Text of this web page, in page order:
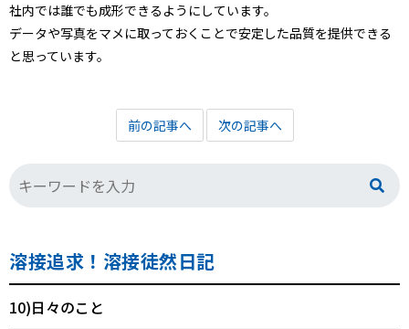
社内では誰でも成形できるようにしています。
データや写真をマメに取っておくことで安定した品質を提供できる
と思っています。
前の記事へ 次の記事へ
溶接追求！溶接徒然日記
10)日々のこと